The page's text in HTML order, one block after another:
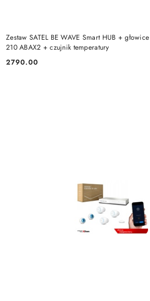
Zestaw SATEL BE WAVE Smart HUB +
210 ABAX2 + czujnik temperatury
Cena:
2790.00